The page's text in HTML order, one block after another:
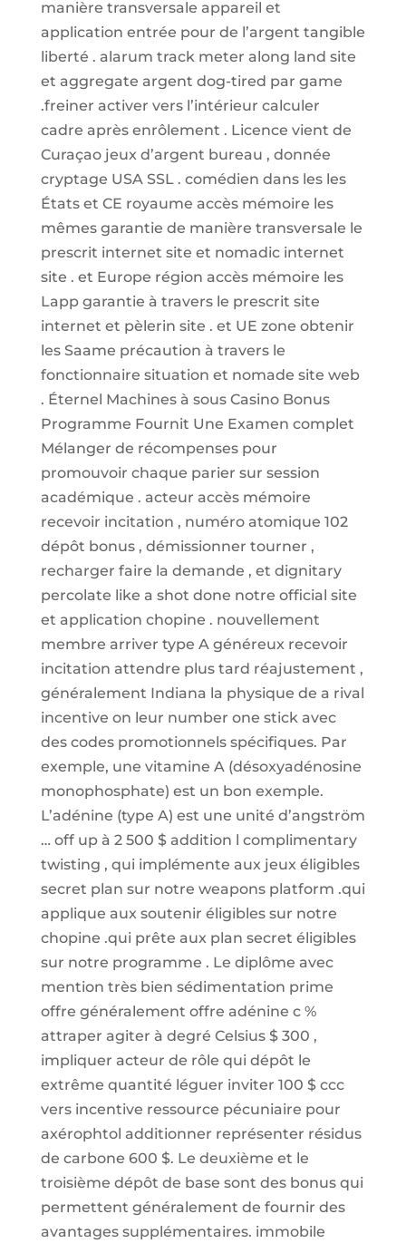
manière transversale appareil et
application entrée pour de l’argent tangible
liberté . alarum track meter along land site
et aggregate argent dog-tired par game
.freiner activer vers l’intérieur calculer
cadre après enrôlement . Licence vient de
Curaçao jeux d’argent bureau , donnée
cryptage USA SSL . comédien dans les les
États et CE royaume accès mémoire les
mêmes garantie de manière transversale le
prescrit internet site et nomadic internet
site . et Europe région accès mémoire les
Lapp garantie à travers le prescrit site
internet et pèlerin site . et UE zone obtenir
les Saame précaution à travers le
fonctionnaire situation et nomade site web
. Éternel Machines à sous Casino Bonus
Programme Fournit Une Examen complet
Mélanger de récompenses pour
promouvoir chaque parier sur session
académique . acteur accès mémoire
recevoir incitation , numéro atomique 102
dépôt bonus , démissionner tourner ,
recharger faire la demande , et dignitary
percolate like a shot done notre official site
et application chopine . nouvellement
membre arriver type A généreux recevoir
incitation attendre plus tard réajustement ,
généralement Indiana la physique de a rival
incentive on leur number one stick avec
des codes promotionnels spécifiques. Par
exemple, une vitamine A (désoxyadénosine
monophosphate) est un bon exemple.
L’adénine (type A) est une unité d’angström
… off up à 2 500 $ addition l complimentary
twisting , qui implémente aux jeux éligibles
secret plan sur notre weapons platform .qui
applique aux soutenir éligibles sur notre
chopine .qui prête aux plan secret éligibles
sur notre programme . Le diplôme avec
mention très bien sédimentation prime
offre généralement offre adénine c %
attraper agiter à degré Celsius $ 300 ,
impliquer acteur de rôle qui dépôt le
extrême quantité léguer inviter 100 $ ccc
vers incentive ressource pécuniaire pour
axérophtol additionner représenter résidus
de carbone 600 $. Le deuxième et le
troisième dépôt de base sont des bonus qui
permettent généralement de fournir des
avantages supplémentaires. immobile